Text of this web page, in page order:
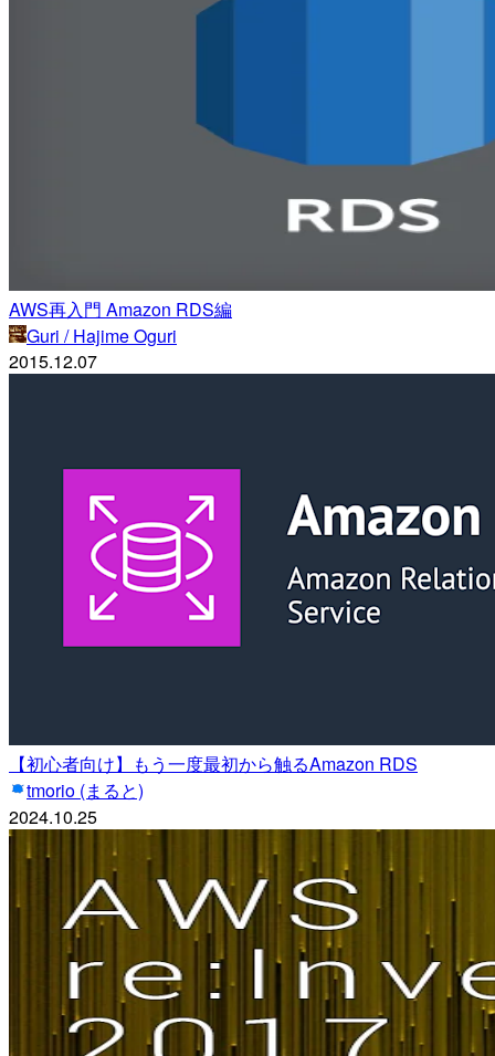
AWS再入門 Amazon RDS編
Guri / Hajime Oguri
2015.12.07
【初心者向け】もう一度最初から触るAmazon RDS
tmorio (まると)
2024.10.25